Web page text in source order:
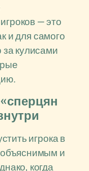
— это
и для самого
кулисами
игрока в
и
когда